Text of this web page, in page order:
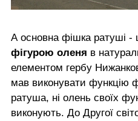
А основна фішка ратуші -
фігурою оленя в
елементом гербу
мав виконувати функцію
ратуша, ні олень своїх
виконують. До Другої